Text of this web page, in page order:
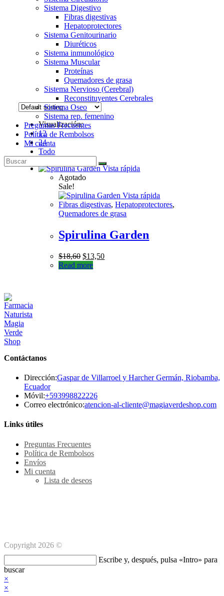
Sistema Digestivo
Fibras digestivas
Hepatoprotectores
Sistema Genitourinario
Diuréticos
Sistema inmunológico
Sistema Muscular
Proteínas
Quemadores de grasa
Sistema Nervioso (Cerebral)
Reconstituyentes Cerebrales
Sistema Oseo
Sistema rep. femenino
Preguntas Frecuentes
Política de Rembolsos
Mi cuenta
Visualización:
12
24
Todo
Vista rápida
Agotado
Sale!
Vista rápida
Fibras digestivas,Hepatoprotectores,
Quemadores de grasa
Spirulina Garden
$18,60 $13,50
Read more
Contáctanos
Dirección:Gaspar de Villarroel y Harcher Germán, Riobamba,
Ecuador
Móvil:+593998822226Se
abre
Correo electrónico:atencion-al-cliente@magiaverdeshop.comSe
Links útiles
Preguntas Frecuentes
Política de Rembolsos
Envíos
Mi cuenta
Lista de deseos
Copyright 2026 ©
en
esta
web
Escribe y, después, pulsa «Intro» para
buscar
×
×